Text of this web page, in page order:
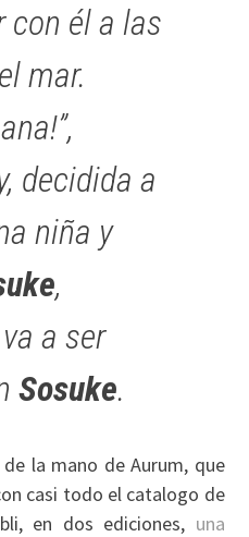
con él a las
mar.
decidida a
niña y
,
a ser
Sosuke.
la mano de Aurum, que
casi todo el catalogo de
en dos ediciones, una